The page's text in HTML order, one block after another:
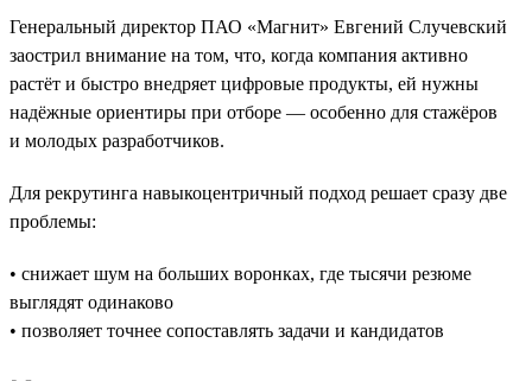
Генеральный директор ПАО «Магнит» Евгений Случевский
заострил внимание на том, что, когда компания активно
растёт и быстро внедряет цифровые продукты, ей нужны
надёжные ориентиры при отборе — особенно для стажёров
и молодых разработчиков.
Для рекрутинга навыкоцентричный подход решает сразу две
проблемы:
• снижает шум на больших воронках, где тысячи резюме
выглядят одинаково
• позволяет точнее сопоставлять задачи и кандидатов